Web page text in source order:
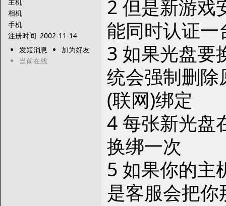
相机
手机
注册时间 2002-11-14
发短消息
加为好友
当前在线
2 但是新游戏
能同时认证一
3 如果光盘要
统会强制删
(联网)绑定
4 每张新光盘
换绑一次
5 如果你的主
是客服会把